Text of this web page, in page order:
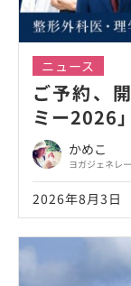
ニュース
ご予約、
ミー2026
かめこ
ヨガジェネレ
2026年8月3日